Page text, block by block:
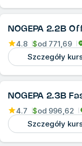
NOGEPA 2.2B
4.8 $od 771,69
Szczegóły
NOGEPA 2.3B
4.7 $od 996,62
Szczegóły